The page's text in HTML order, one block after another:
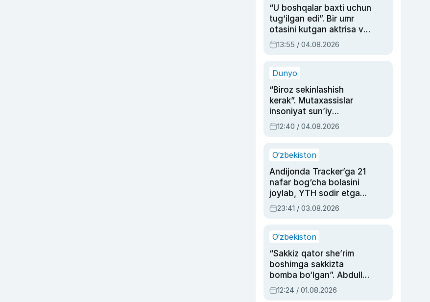
“U boshqalar baxti uchun
tug‘ilgan edi”. Bir umr
otasini kutgan aktrisa va
dublyaj ustasi Rimma
Ahmedovaning
13:55 / 04.08.2026
Dunyo
“Biroz sekinlashish
kerak”. Mutaxassislar
insoniyat sun’iy
intellektni boshqara
olmay qolishidan xavotir
12:40 / 04.08.2026
O‘zbekiston
Andijonda Tracker’ga 21
nafar bog‘cha bolasini
joylab, YTH sodir etgan
ayolga sud hukmi o‘qildi
23:41 / 03.08.2026
O‘zbekiston
“Sakkiz qator she’rim
boshimga sakkizta
bomba bo‘lgan”. Abdulla
Oripovni siyosiy
ayblovlardan asrab
12:24 / 01.08.2026